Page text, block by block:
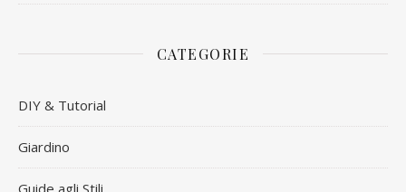
CATEGORIE
DIY & Tutorial
Giardino
Guide agli Stili